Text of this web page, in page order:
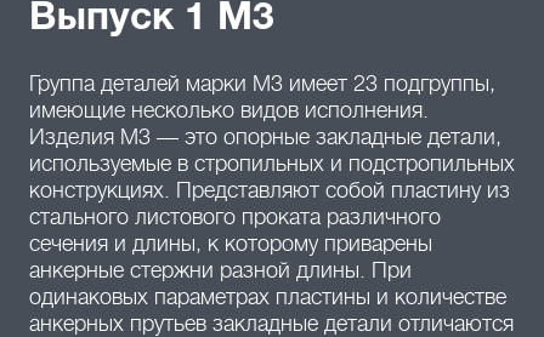
Выпуск 1 М3
Группа деталей марки М3 имеет 23 подгруппы,
имеющие несколько видов исполнения.
Изделия М3 — это опорные закладные детали,
используемые в стропильных и подстропильных
конструкциях. Представляют собой пластину из
стального листового проката различного
сечения и длины, к которому приварены
анкерные стержни разной длины. При
одинаковых параметрах пластины и количестве
анкерных прутьев закладные детали отличаются